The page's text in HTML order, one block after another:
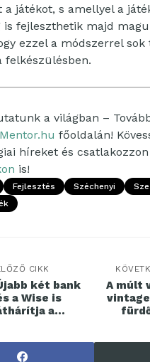
a játékot, s amellyel a
is fejleszthetik majd
ezzel a módszerrel
felkészülésben.
a világban –
főoldalán!
híreket és
is!
Fejlesztés Széchenyi
CIKK
két bank
a Wise is
a
A múlt